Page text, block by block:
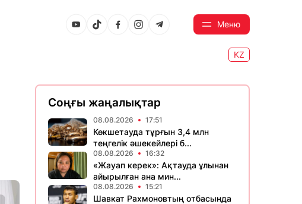
Меню
KZ
Соңғы жаңалықтар
08.08.2026 17:51
Көкшетауда тұрғын 3,4 млн
теңгелік әшекейлері б...
08.08.2026 16:32
«Жауап керек»: Ақтауда ұлынан
айырылған ана мин...
08.08.2026 15:21
Шавкат Рахмоновтың отбасында